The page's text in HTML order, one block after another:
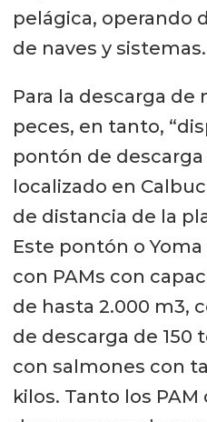
pelágica, operando
de naves y sistemas.
Para la descarga
peces, en tanto,
pontón de
localizado en
de distancia de la
Este pontón o
con PAMs con
de hasta 2.000 m3,
de descarga de 150
con salmones con
kilos. Tanto los